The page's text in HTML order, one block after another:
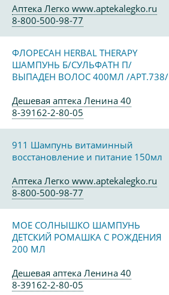
Аптека Легко www.aptekalegko.ru
8-800-500-98-77
ФЛОРЕСАН HERBAL THERAPY
ШАМПУНЬ Б/СУЛЬФАТН П/
ВЫПАДЕН ВОЛОС 400МЛ /АРТ.738/
Дешевая аптека Ленина 40
8-39162-2-80-05
911 Шампунь витаминный
восстановление и питание 150мл
Аптека Легко www.aptekalegko.ru
8-800-500-98-77
МОЕ СОЛНЫШКО ШАМПУНЬ
ДЕТСКИЙ РОМАШКА С РОЖДЕНИЯ
200 МЛ
Дешевая аптека Ленина 40
8-39162-2-80-05